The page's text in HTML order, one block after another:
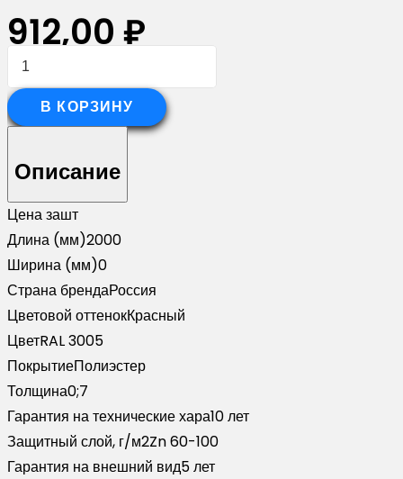
912,00 ₽
Количество
Планка
опорная
внешняя
для
забора
жалюзи
Palermo
0,7
PE
RAL
3005
красное
вино
(2м)
В КОРЗИНУ
Описание
Цена зашт
Длина (мм)2000
Ширина (мм)0
Страна брендаРоссия
Цветовой оттенокКрасный
ЦветRAL 3005
ПокрытиеПолиэстер
Толщина0;7
Гарантия на технические хара10 лет
Защитный слой, г/м2Zn 60-100
Гарантия на внешний вид5 лет